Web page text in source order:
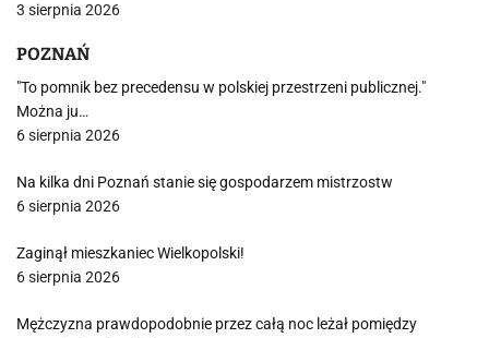
3 sierpnia 2026
POZNAŃ
"To pomnik bez precedensu w polskiej przestrzeni publicznej."
Można ju…
6 sierpnia 2026
Na kilka dni Poznań stanie się gospodarzem mistrzostw
6 sierpnia 2026
Zaginął mieszkaniec Wielkopolski!
6 sierpnia 2026
Mężczyzna prawdopodobnie przez całą noc leżał pomiędzy